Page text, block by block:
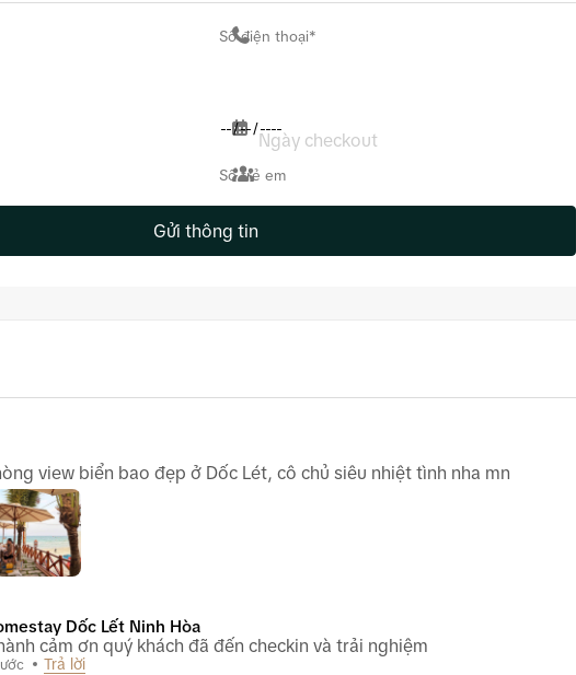
Ngày checkout
Gửi thông tin
view biển bao đẹp ở Dốc Lét, cô chủ siêu nhiệt tình nha mn
Dốc Lết Ninh Hòa
cảm ơn quý khách đã đến checkin và trải nghiệm
Trả lời